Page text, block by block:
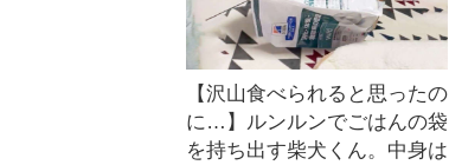
【沢山食べられると思ったの
に…】ルンルンでごはんの袋
を持ち出す柴犬くん。中身は